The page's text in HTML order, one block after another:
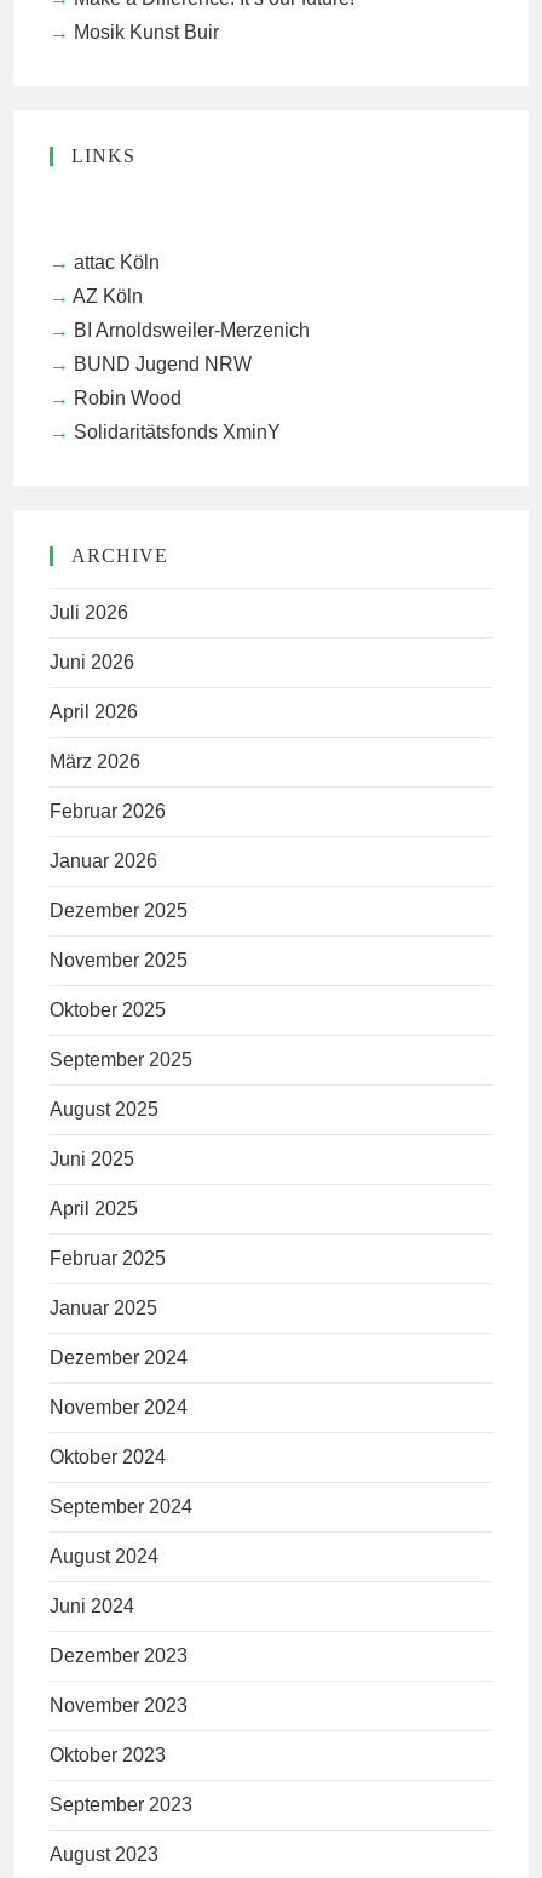
Mosik Kunst Buir
LINKS
attac Köln
AZ Köln
BI Arnoldsweiler-Merzenich
BUND Jugend NRW
Robin Wood
Solidaritätsfonds XminY
ARCHIVE
Juli 2026
Juni 2026
April 2026
März 2026
Februar 2026
Januar 2026
Dezember 2025
November 2025
Oktober 2025
September 2025
August 2025
Juni 2025
April 2025
Februar 2025
Januar 2025
Dezember 2024
November 2024
Oktober 2024
September 2024
August 2024
Juni 2024
Dezember 2023
November 2023
Oktober 2023
September 2023
August 2023